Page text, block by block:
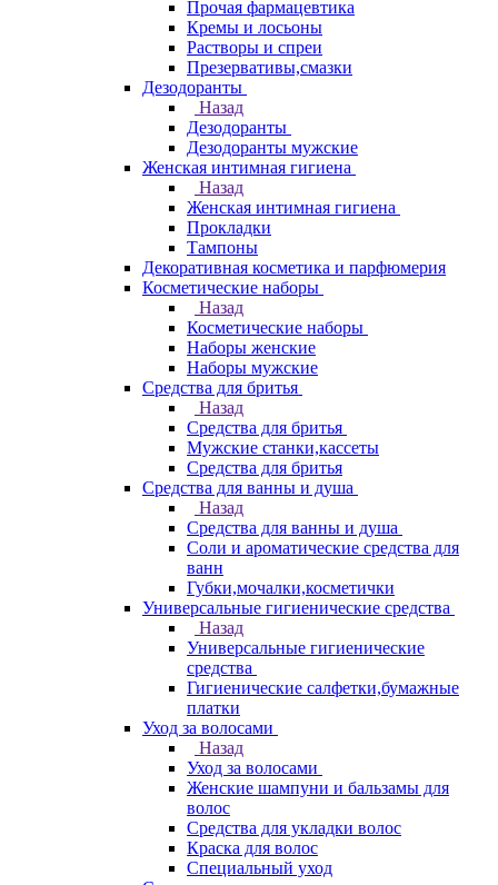
Прочая фармацевтика
Кремы и лосьоны
Растворы и спреи
Презервативы,смазки
Дезодоранты
Назад
Дезодоранты
Дезодоранты мужские
Женская интимная гигиена
Назад
Женская интимная гигиена
Прокладки
Тампоны
Декоративная косметика и парфюмерия
Косметические наборы
Назад
Косметические наборы
Наборы женские
Наборы мужские
Средства для бритья
Назад
Средства для бритья
Мужские станки,кассеты
Средства для бритья
Средства для ванны и душа
Назад
Средства для ванны и душа
Соли и ароматические средства для
ванн
Губки,мочалки,косметички
Универсальные гигиенические средства
Назад
Универсальные гигиенические
средства
Гигиенические салфетки,бумажные
платки
Уход за волосами
Назад
Уход за волосами
Женские шампуни и бальзамы для
волос
Средства для укладки волос
Краска для волос
Специальный уход